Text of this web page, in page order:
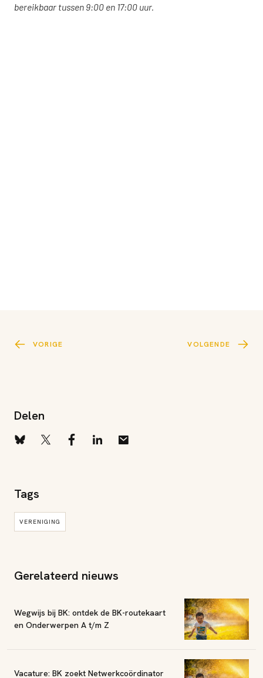
bereikbaar tussen 9:00 en 17:00 uur.
VORIGE VOLGENDE
Delen
Tags
VERENIGING
Gerelateerd nieuws
Wegwijs bij BK: ontdek de BK-routekaart
en Onderwerpen A t/m Z
Vacature: BK zoekt Netwerkcoördinator